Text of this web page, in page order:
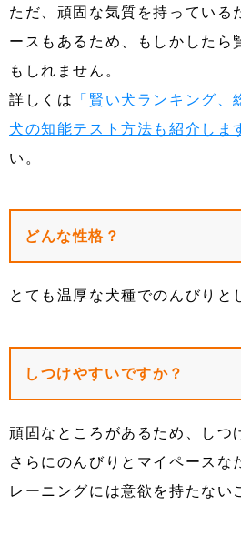
ただ、頑固な気質を持っている
ースもあるため、もしかしたら
もしれません。
詳しくは 「賢い犬ランキング、
犬の知能テスト方法も紹介しま
い。
どんな性格？
とても温厚な犬種でのんびりと
しつけやすいですか？
頑固なところがあるため、しつ
さらにのんびりとマイペースな
レーニングには意欲を持たない